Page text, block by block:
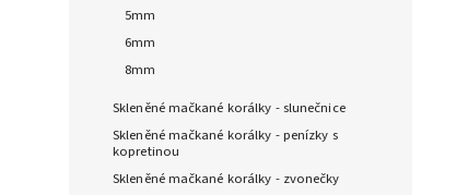
5mm
6mm
8mm
Skleněné mačkané korálky - slunečnice
Skleněné mačkané korálky - penízky s
kopretinou
Skleněné mačkané korálky - zvonečky